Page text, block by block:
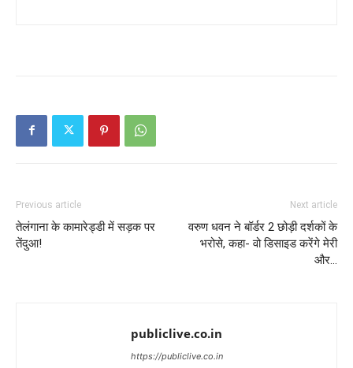
Previous article
तेलंगाना के कामारेड्डी में सड़क पर
तेंदुआ!
Next article
वरुण धवन ने बॉर्डर 2 छोड़ी दर्शकों के
भरोसे, कहा- वो डिसाइड करेंगे मेरी
और…
publiclive.co.in
https://publiclive.co.in